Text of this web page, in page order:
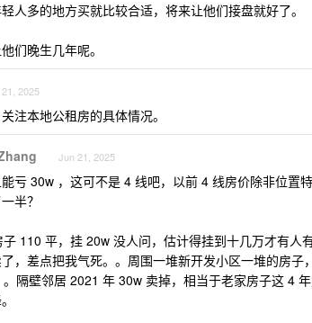
人多的地方买就比较合适，将来让他们接盘就好了。
们晚生几年呢。
2025
注本地公租房的具体情况。
Jun 21, 2025
亏 30w ，这可不是 4 线吧，以前 4 线房价除非位置
半？
110 平，挂 20w 没人问，估计得挂到十几万才有人
，差点把我气死。。周围一堆新开发小区一堆的房子
隔壁邻居 2021 年 30w 卖掉，相当于老家房子这 4